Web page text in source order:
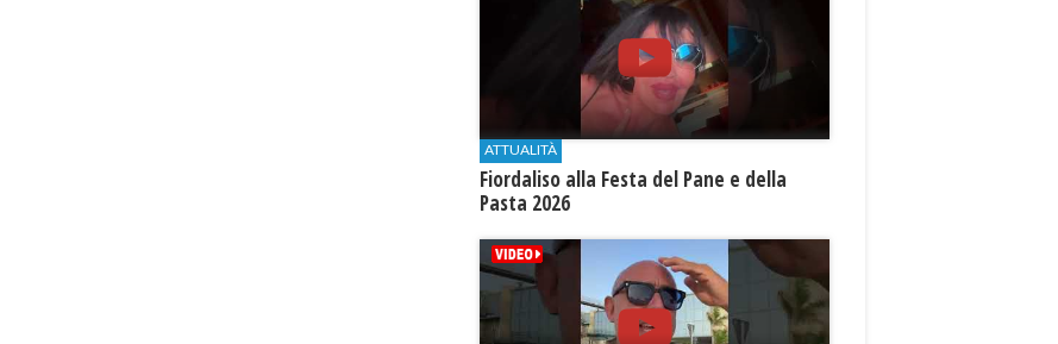
ATTUALITÀ
Fiordaliso alla Festa del Pane e della
Pasta 2026